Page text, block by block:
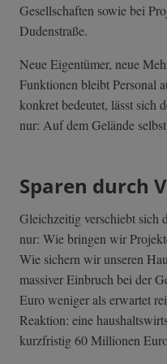
Gesellschaften sowie bei
Dudenstraße.
Neue Eigentümer, neue
Funktionen bleibt Personal
konkret bedeutet, lässt sich
nur: Auf dem Gelände
Sparen durch
Gleichzeitig verschiebt sich
nur: Wie bringen wir
Wie sichern wir unseren
massiver Einbruch bei der
Euro weniger als erwartet
Reaktion: eine
kurzfristig 60 Millionen